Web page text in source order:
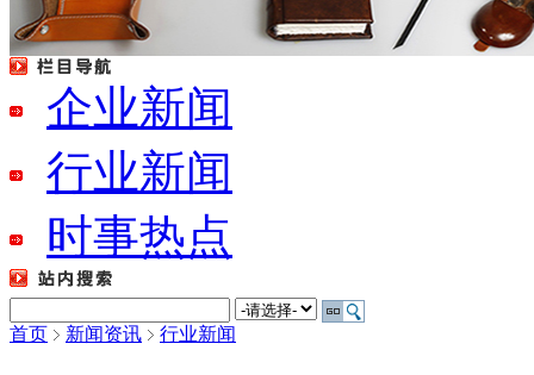
广州记事本定做
null
企业新闻
行业新闻
时事热点
首页 新闻资讯 行业新闻